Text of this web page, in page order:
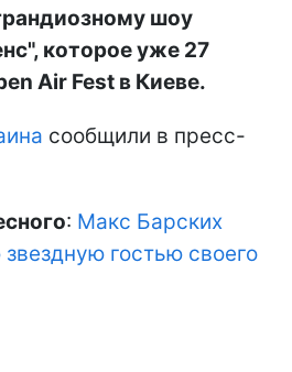
шоу
которое уже 27
Air Fest в Киеве.
сообщили в пресс-
: Макс Барских
гостью своего